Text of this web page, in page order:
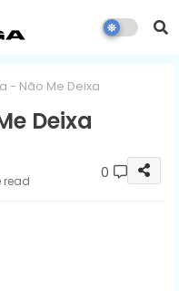
- Não Me Deixa
Deixa
read 0